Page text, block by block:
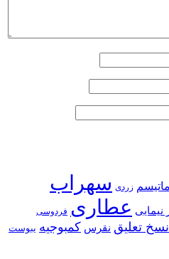
زردی سهراب
عطاری فردوسی
نسخ تعلیق نقرس کمبوجیه یبوست